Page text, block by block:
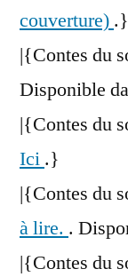
couverture) .}
|{Contes du
Disponible
|{Contes du
Ici .}
|{Contes du
à lire. .
|{Contes du